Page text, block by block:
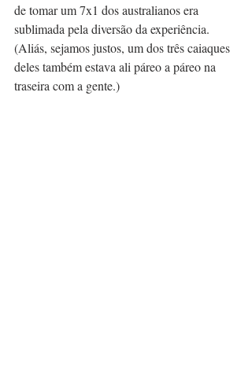
de tomar um 7x1 dos australianos era
sublimada pela diversão da experiência.
(Aliás, sejamos justos, um dos três caiaques
deles também estava ali páreo a páreo na
traseira com a gente.)